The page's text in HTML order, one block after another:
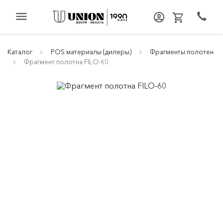
menu
Каталог POS материалы (дилеры)
Фрагменты полотен
Фрагмент полотна FILO-60